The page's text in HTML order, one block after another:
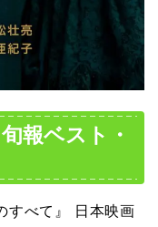
報ベスト・
すべて』 日本映画